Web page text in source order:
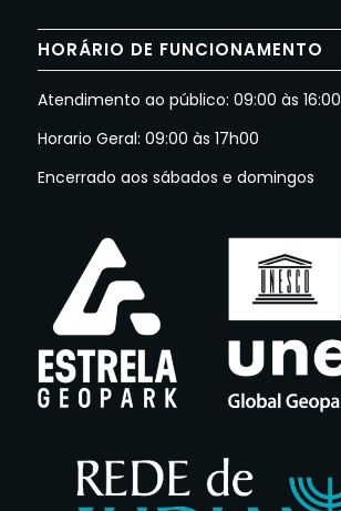
HORÁRIO DE FUNCIONAMENTO
Atendimento ao público: 09:00 às 16:00
Horario Geral: 09:00 às 17h00
Encerrado aos sábados e domingos